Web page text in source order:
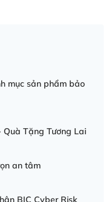
mục sản phẩm bảo
Tặng Tương Lai
an tâm
BIC Cyber Risk